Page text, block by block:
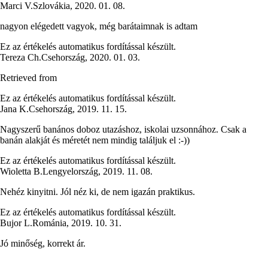
Marci V.Szlovákia, 2020. 01. 08.
nagyon elégedett vagyok, még barátaimnak is adtam
Ez az értékelés automatikus fordítással készült.
Tereza Ch.Csehország, 2020. 01. 03.
Retrieved from
Ez az értékelés automatikus fordítással készült.
Jana K.Csehország, 2019. 11. 15.
Nagyszerű banános doboz utazáshoz, iskolai uzsonnához. Csak a
banán alakját és méretét nem mindig találjuk el :-))
Ez az értékelés automatikus fordítással készült.
Wioletta B.Lengyelország, 2019. 11. 08.
Nehéz kinyitni. Jól néz ki, de nem igazán praktikus.
Ez az értékelés automatikus fordítással készült.
Bujor L.Románia, 2019. 10. 31.
Jó minőség, korrekt ár.